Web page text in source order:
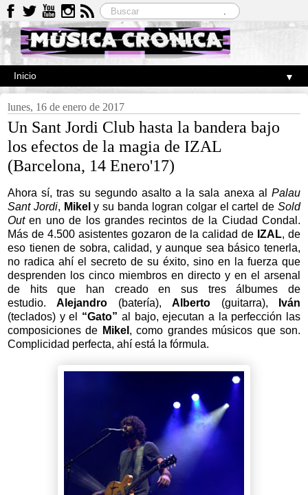
▼
lunes, 16 de enero de 2017
Un Sant Jordi Club hasta la bandera bajo
los efectos de la magia de IZAL
(Barcelona, 14 Enero'17)
Ahora sí, tras su segundo asalto a la sala anexa al Palau
Sant Jordi, Mikely su banda logran colgar el cartel deSold
Outen uno de los grandes recintos de la Ciudad Condal.
Más de 4.500 asistentes gozaron de la calidad de IZAL, de
eso tienen de sobra, calidad, y aunque sea básico tenerla,
no radica ahí el secreto de su éxito, sino en la fuerza que
desprenden los cinco miembros en directo y en el arsenal
de hits que han creado en sus tres álbumes de
estudio.Alejandro (batería),Alberto (guitarra),
Iván
(teclados) y el “Gato” al bajo, ejecutan a la perfección las
composiciones de Mikel , como grandes músicos que son.
Complicidad perfecta, ahí está la fórmula.